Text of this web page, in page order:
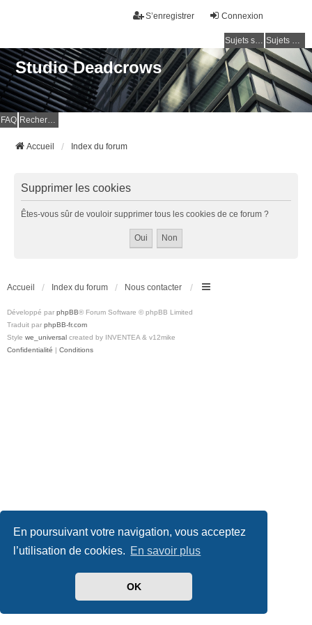
En poursuivant votre navigation, vous acceptez
l’utilisation de cookies. En savoir plus
OK
Connexion
S’enregistrer
Sujets sans réponse Sujets actifs
Studio Deadcrows
FAQ Rechercher
Accueil Index du forum
Supprimer les cookies
Êtes-vous sûr de vouloir supprimer tous les cookies de ce forum ?
Accueil Index du forum Nous contacter
Développé par phpBB® Forum Software © phpBB Limited
Traduit par phpBB-fr.com
Style we_universal created by INVENTEA & v12mike
Confidentialité | Conditions